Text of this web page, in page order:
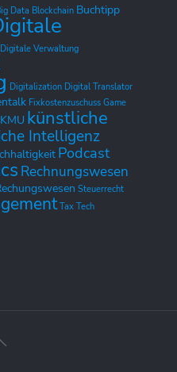
Data Blockchain Buchtipp
Digitale Verwaltung
Digitalization Digital Translator
Fixkostenzuschuss Game
KMU künstliche
Intelligenz
Podcast
Rechnungswesen
Steuerrecht
Tax Tech